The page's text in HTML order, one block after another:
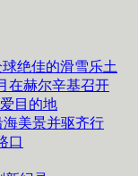
绝佳的滑雪乐土
在赫尔辛基召开
目的地
美景并驱齐行
口